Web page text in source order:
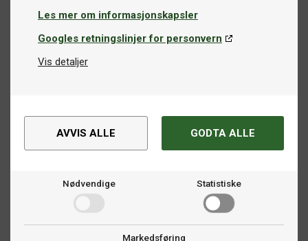
Les mer om informasjonskapsler
Googles retningslinjer for personvern
Vis detaljer
AVVIS ALLE GODTA ALLE
Nødvendige Statistiske
Markedsføring